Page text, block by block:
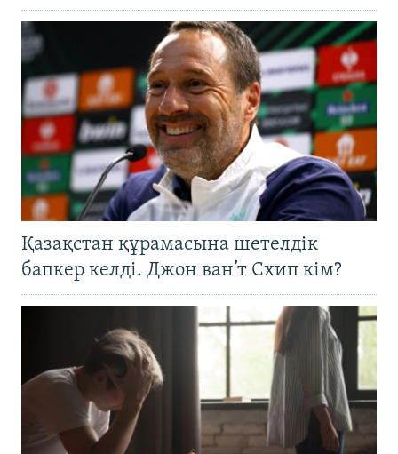
Қазақстан құрамасына шетелдік
бапкер келді. Джон ван’т Схип кім?